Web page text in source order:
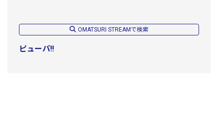
OMATSURI STREAMで検索
ピューパ!!